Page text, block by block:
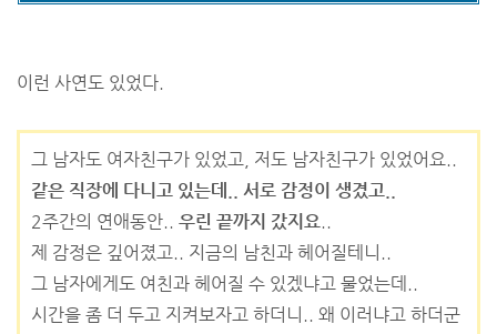
이런 사연도 있었다.
그 남자도 여자친구가 있었고, 저도 남자친구가 있었어요..
같은 직장에 다니고 있는데.. 서로 감정이 생겼고..
2주간의 연애동안.. 우린 끝까지 갔지요..
제 감정은 깊어졌고.. 지금의 남친과 헤어질테니..
그 남자에게도 여친과 헤어질 수 있겠냐고 물었는데..
시간을 좀 더 두고 지켜보자고 하더니.. 왜 이러냐고 하더군